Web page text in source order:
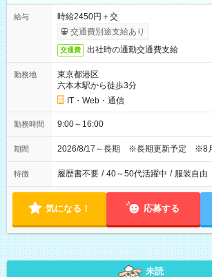
給与
時給2450円＋交
交通費別途支給あり
交通費 出社時の通勤交通費支給
勤務地
東京都港区
六本木駅から徒歩3分
IT・Web・通信
勤務時間 9:00～16:00
期間 2026/8/17～長期 ※長期更新予定 ※8月
特徴 履歴書不要 / 40～50代活躍中 / 服装自由
気になる！ 応募する
未読